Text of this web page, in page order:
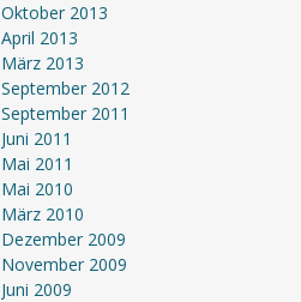
Oktober 2013
April 2013
März 2013
September 2012
September 2011
Juni 2011
Mai 2011
Mai 2010
März 2010
Dezember 2009
November 2009
Juni 2009